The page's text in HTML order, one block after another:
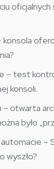
oficjalnych
konsola
– test
konsoli.
otwarta
było
–
wyszło?